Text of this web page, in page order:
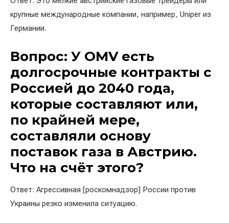
крупные международные компании, например, Uniper из
Германии.
Вопрос: У OMV есть
долгосрочные контракты с
Россией до 2040 года,
которые составляют или,
по крайней мере,
составляли основу
поставок газа в Австрию.
Что на счёт этого?
Ответ: Агрессивная [роскомнадзор] России против
Украины резко изменила ситуацию.